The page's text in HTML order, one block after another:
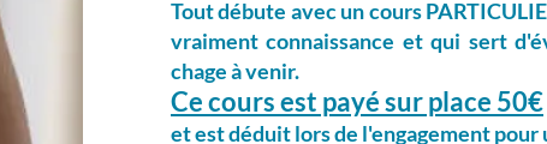
Tout débute avec un cours
vraiment connaissance et qui sert
chage à venir.
Ce cours est payé sur place 50€
et est déduit lors de l'engagement pour